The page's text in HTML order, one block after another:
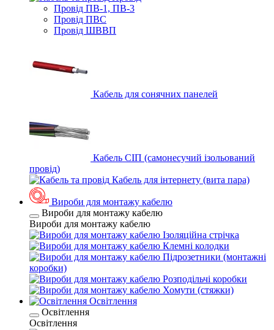
Провід ПВ-1, ПВ-3
Провід ПВС
Провід ШВВП
Кабель для сонячних панелей
Кабель СІП (самонесучий ізольований
провід)
Кабель для інтернету (вита пара)
Вироби для монтажу кабелю
Вироби для монтажу кабелю
Вироби для монтажу кабелю
Ізоляційна стрічка
Клемні колодки
Підрозетники (монтажні
коробки)
Розподільчі коробки
Хомути (стяжки)
Освітлення
Освітлення
Освітлення